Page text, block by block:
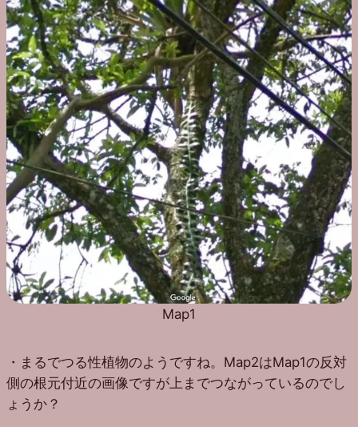
Map1
・まるでつる性植物のようですね。Map2はMap1の反対
側の根元付近の画像ですが上までつながっているのでし
ょうか？